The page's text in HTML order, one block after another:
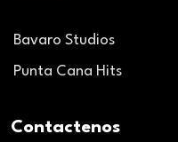
Bavaro Studios
Punta Cana Hits
Contactenos